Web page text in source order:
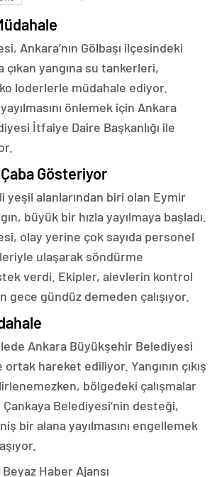
Ankara’nın Gölbaşı ilçesindeki
çıkan yangına su tankerleri,
loderlerle müdahale ediyor.
önlemek için Ankara
İtfaiye Daire Başkanlığı ile
Gösteriyor
yeşil alanlarından biri olan Eymir
büyük bir hızla yayılmaya başladı.
olay yerine çok sayıda personel
ulaşarak söndürme
verdi. Ekipler, alevlerin kontrol
gece gündüz demeden çalışıyor.
Ankara Büyükşehir Belediyesi
hareket ediliyor. Yangının çıkış
bölgedeki çalışmalar
Çankaya Belediyesi’nin desteği,
bir alana yayılmasını engellemek
Haber Ajansı